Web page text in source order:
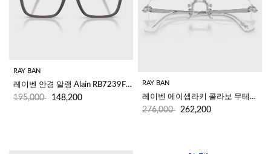
RAY BAN
레이벤 안경 알랭 Alain RB7239F 8506
195,000 148,200
RAY BAN
레이벤 에이셉라키 콜라보 무테안경 RB3928V 2501 (54)
276,000 262,200